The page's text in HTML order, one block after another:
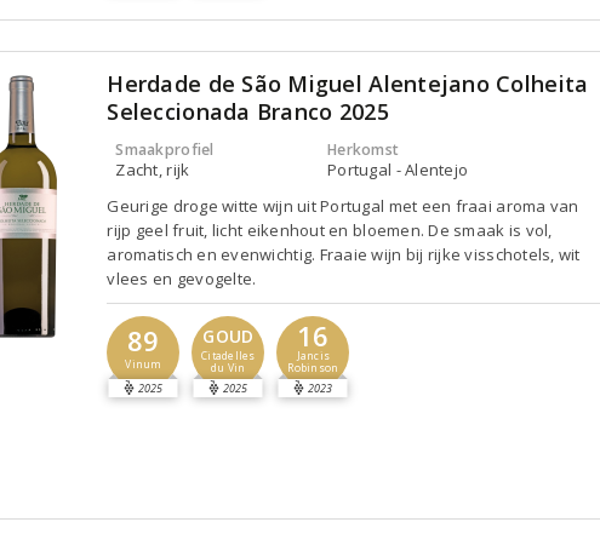
Herdade de São Miguel Alentejano Colheita
Seleccionada Branco 2025
Smaakprofiel
Zacht, rijk
Herkomst
Portugal - Alentejo
Geurige droge witte wijn uit Portugal met een fraai aroma van
rijp geel fruit, licht eikenhout en bloemen. De smaak is vol,
aromatisch en evenwichtig. Fraaie wijn bij rijke visschotels, wit
vlees en gevogelte.
89
Vinum
2025
GOUD
Citadelles
du Vin
2025
16
Jancis
Robinson
2023